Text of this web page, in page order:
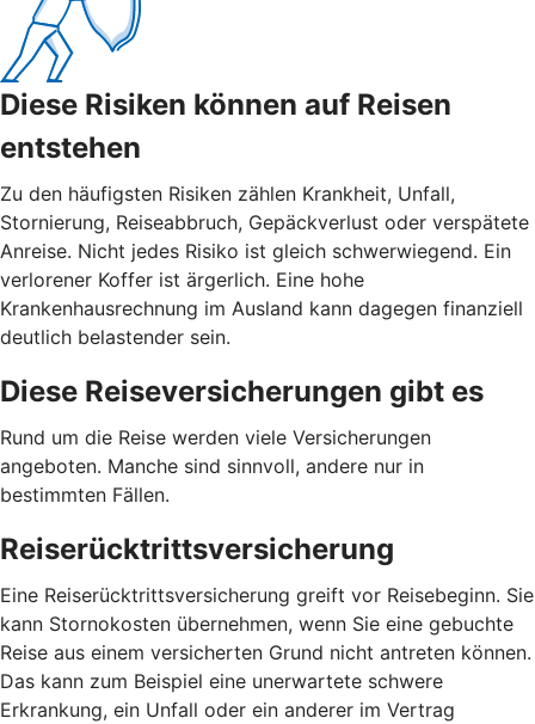
Diese Risiken können auf Reisen
entstehen
Zu den häufigsten Risiken zählen Krankheit, Unfall,
Stornierung, Reiseabbruch, Gepäckverlust oder verspätete
Anreise. Nicht jedes Risiko ist gleich schwerwiegend. Ein
verlorener Koffer ist ärgerlich. Eine hohe
Krankenhausrechnung im Ausland kann dagegen finanziell
deutlich belastender sein.
Diese Reiseversicherungen gibt es
Rund um die Reise werden viele Versicherungen
angeboten. Manche sind sinnvoll, andere nur in
bestimmten Fällen.
Reiserücktrittsversicherung
Eine Reiserücktrittsversicherung greift vor Reisebeginn. Sie
kann Stornokosten übernehmen, wenn Sie eine gebuchte
Reise aus einem versicherten Grund nicht antreten können.
Das kann zum Beispiel eine unerwartete schwere
Erkrankung, ein Unfall oder ein anderer im Vertrag